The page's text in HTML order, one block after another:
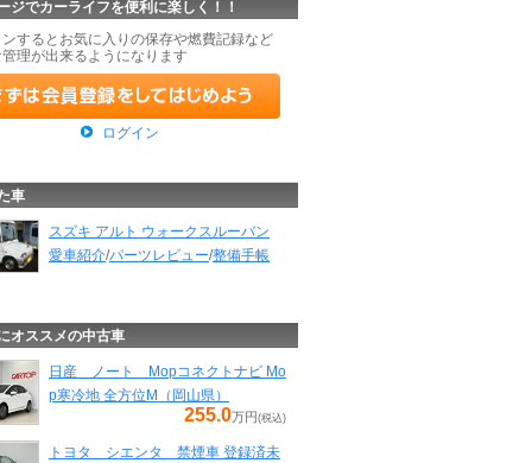
ジでカーライフを便利に楽しく！！
するとお気に入りの保存や燃費記録など
理が出来るようになります
ログイン
車
スズキ アルト ウォークスルーバン
愛車紹介/パーツレビュー/整備手帳
オススメの中古車
日産 ノート Mopコネクトナビ Mo
p寒冷地 全方位M（岡山県）
255.0万円 (税込)
トヨタ シエンタ 禁煙車 登録済未